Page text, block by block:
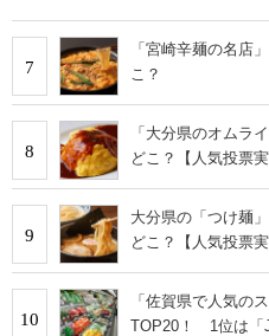
7
「宮崎辛麺の名店
こ？
8
「大分県のオムラ
どこ？【人気投票実
9
大分県の「つけ麺
どこ？【人気投票実
10
「佐賀県で人気の
TOP20！ 1位は「